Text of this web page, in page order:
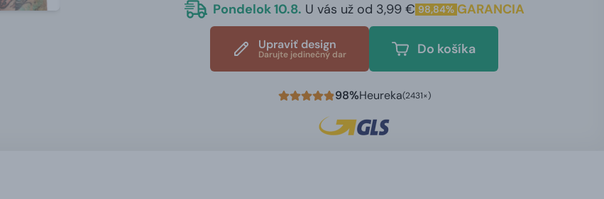
Pondelok 10.8. U vás už od 3,99 € 98,84% GARANCIA
Upraviť design
Darujte jedinečný dar Do košíka
98%Heureka(2431×)